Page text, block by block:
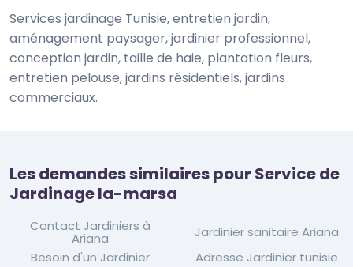
Services jardinage Tunisie, entretien jardin,
aménagement paysager, jardinier professionnel,
conception jardin, taille de haie, plantation fleurs,
entretien pelouse, jardins résidentiels, jardins
commerciaux.
Les demandes similaires pour Service de
Jardinage la-marsa
Contact Jardiniers à
Ariana
Jardinier sanitaire Ariana
Besoin d'un Jardinier
Adresse Jardinier tunisie